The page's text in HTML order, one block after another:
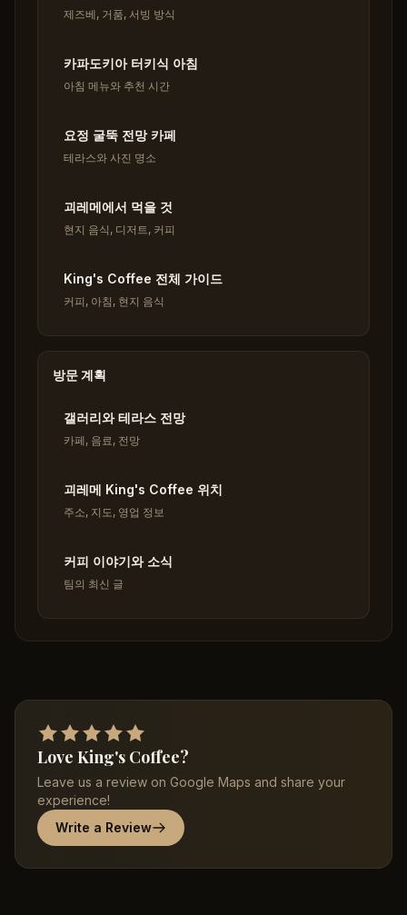
제즈베, 거품, 서빙 방식
카파도키아 터키식 아침
아침 메뉴와 추천 시간
요정 굴뚝 전망 카페
테라스와 사진 명소
괴레메에서 먹을 것
현지 음식, 디저트, 커피
King's Coffee 전체 가이드
커피, 아침, 현지 음식
방문 계획
갤러리와 테라스 전망
카페, 음료, 전망
괴레메 King's Coffee 위치
주소, 지도, 영업 정보
커피 이야기와 소식
팀의 최신 글
Love King's Coffee?
Leave us a review on Google Maps and share your
experience!
Write a Review